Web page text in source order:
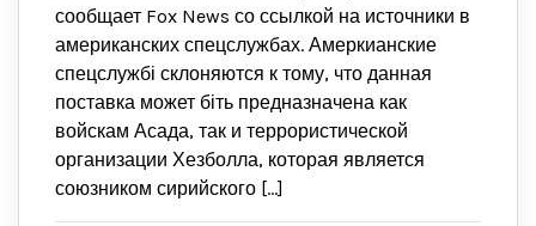
сообщает Fox News со ссылкой на источники в
американских спецслужбах. Амеркианские
спецслужбі склоняются к тому, что данная
поставка может біть предназначена как
войскам Асада, так и террористической
организации Хезболла, которая является
союзником сирийского […]